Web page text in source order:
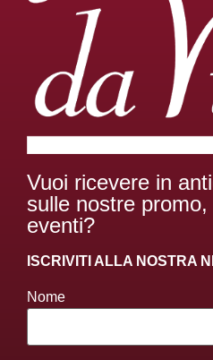
Vuoi ricevere in
sulle nostre
eventi?
ISCRIVITI ALLA NOSTRA
Nome